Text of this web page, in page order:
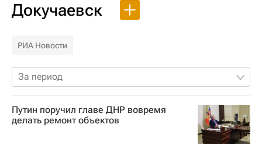
Докучаевск
РИА Новости
За период
Путин поручил главе ДНР вовремя
делать ремонт объектов